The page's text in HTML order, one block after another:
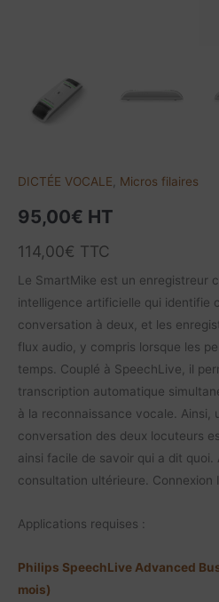
DICTÉE VOCALE Micros filaires
95,00€ HT
114,00€ TTC
Le SmartMike est un enregistreur
intelligence artificielle qui identifie
conversation à deux, et les
flux audio, y compris lorsque les
temps. Couplé à SpeechLive, il
transcription automatique
à la reconnaissance vocale. Ainsi,
conversation des deux locuteurs
ainsi facile de savoir qui a dit quoi.
consultation ultérieure. Connexion
Applications requises :
Philips SpeechLive Advanced
mois)